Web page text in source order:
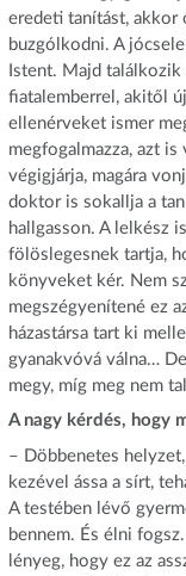
eredeti tanítást, akkor
buzgólkodni. A
Istent. Majd találkozik
fiatalemberrel, akitől
ellenérveket ismer
megfogalmazza, azt
végigjárja, magára
doktor is sokallja a
hallgasson. A lelkész
fölöslegesnek tartja,
könyveket kér. Nem
megszégyenítené ez
házastársa tart ki
gyanakvóvá válna…
megy, míg meg nem
A nagy kérdés, hogy
– Döbbenetes
kezével ássa a sírt,
A testében lévő
bennem. És élni
lényeg, hogy ez az